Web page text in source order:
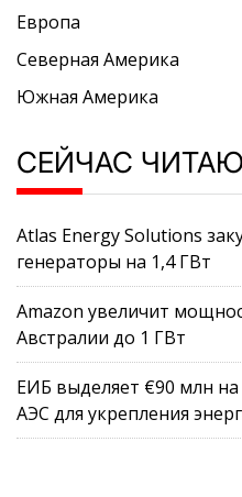
Европа
Северная Америка
Южная Америка
СЕЙЧАС
Atlas Energy Solutions
генераторы на 1,4 ГВт
Amazon увеличит
Австралии до 1 ГВт
ЕИБ выделяет €90 млн
АЭС для укрепления